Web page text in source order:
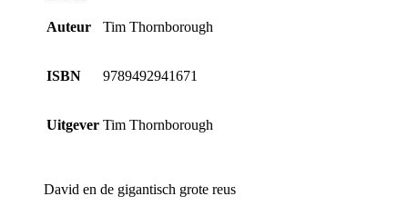
Auteur Tim Thornborough
ISBN 9789492941671
Uitgever Tim Thornborough
David en de gigantisch grote reus